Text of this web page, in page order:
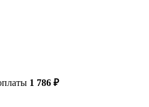
1 786 ₽